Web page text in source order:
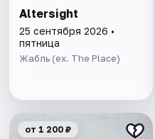
Altersight
25 сентября 2026 •
пятница
Жабль (ex. The Place)
от 1 200 ₽